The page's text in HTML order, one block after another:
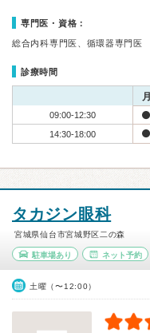
専門医・資格：
総合内科専門医、循環器専門医
診療時間
月
09:00-12:30
14:30-18:00
タカジン眼科
宮城県仙台市宮城野区二の森
駐車場あり ネット予約
土曜（〜12:00）